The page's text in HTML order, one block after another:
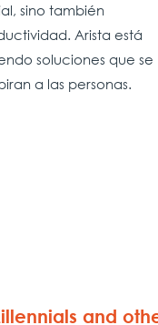
sino también
Arista está
soluciones que se
a las personas.